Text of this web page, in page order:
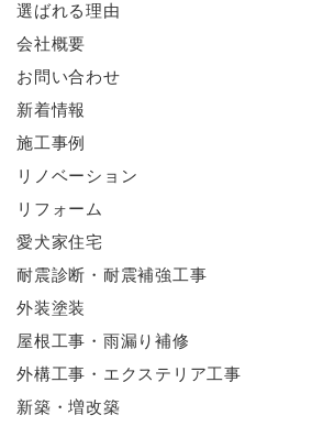
選ばれる理由
会社概要
お問い合わせ
新着情報
施工事例
リノベーション
リフォーム
愛犬家住宅
耐震診断・耐震補強工事
外装塗装
屋根工事・雨漏り補修
外構工事・エクステリア工事
新築・増改築